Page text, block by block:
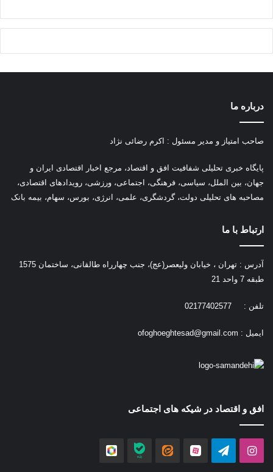
درباره ما
صاحب امتیاز و مدیر مسئول : اکرم رضائی نژاد
پایگاه خبری تحلیلی شفافیت افق و اقتصاد، مرجع اخبار اقتصادی ایران و
جهان، بین الملل، سیاسی، فرهنگی، اجتماعی، ورزشی، رویدادهای اقتصادی،
مصاحبه های تحلیلی دولت، گردشگری، علمی، انرژی، بورس، سهام، بیمه بانک
ارتباط با ما
آدرس : تهران ، خیابان ولیعصر(عج)، جنب چهارراه طالقانی، ساختمان 1575
طبقه 7 واحد 21
تلفن : 02177402577
ایمیل : ofoghoeghtesad@gmail.com
افق و اقتصاد در شیکه های اجتماعی
اینستاگرامتلگرام آپارات ایتا بله